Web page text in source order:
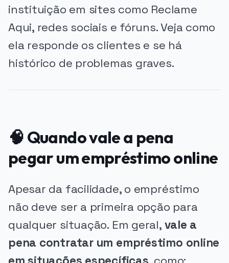
instituição em sites como Reclame
Aqui, redes sociais e fóruns. Veja como
ela responde os clientes e se há
histórico de problemas graves.
🧠 Quando vale a pena
pegar um empréstimo online
Apesar da facilidade, o empréstimo
não deve ser a primeira opção para
qualquer situação. Em geral, vale a
pena contratar um empréstimo online